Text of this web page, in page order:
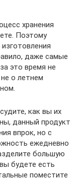
хранения
Поэтому
даже самые
это время не
о летнем
как вы их
данный продукт
впрок, но с
ежедневно
большую
будете есть
поместите